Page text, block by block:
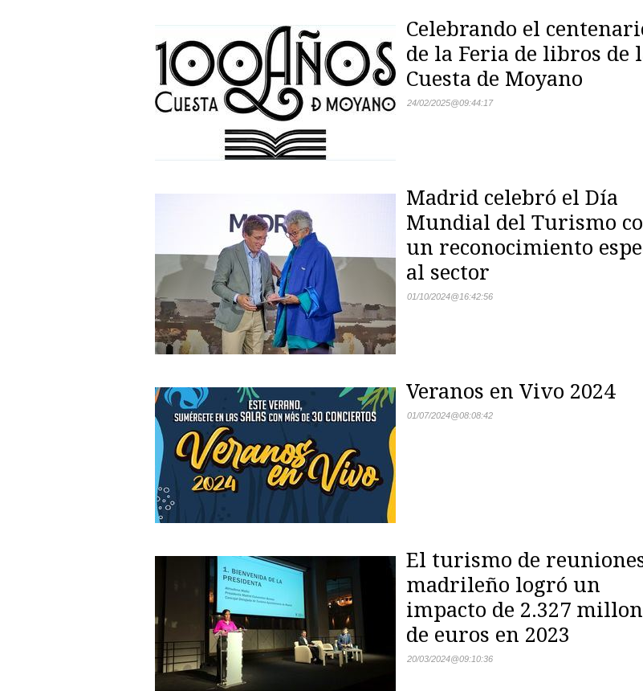
Celebrando el
de la Feria de libros de
Cuesta de Moyano
24/02/2025@09:44:17
Madrid celebró el Día
Mundial del Turismo
un reconocimiento
al sector
01/10/2024@16:42:56
Veranos en Vivo 2024
01/07/2024@08:08:42
El turismo de
madrileño logró un
impacto de 2.327
de euros en 2023
20/03/2024@09:10:36